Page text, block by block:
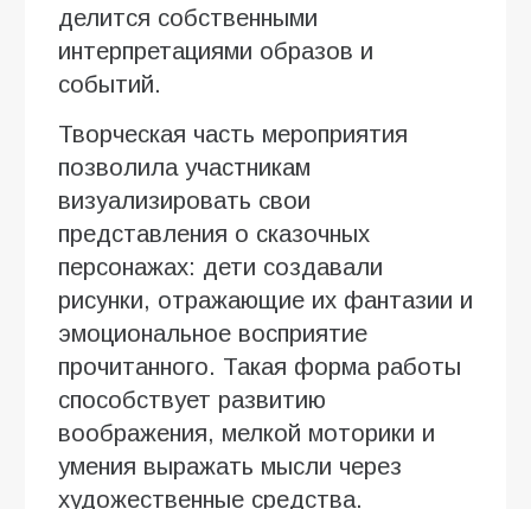
делится собственными
интерпретациями образов и
событий.
Творческая часть мероприятия
позволила участникам
визуализировать свои
представления о сказочных
персонажах: дети создавали
рисунки, отражающие их фантазии и
эмоциональное восприятие
прочитанного. Такая форма работы
способствует развитию
воображения, мелкой моторики и
умения выражать мысли через
художественные средства.